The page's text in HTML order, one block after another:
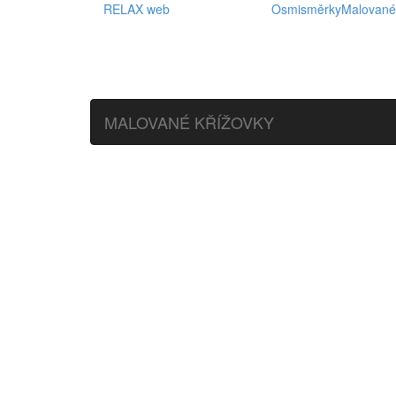
RELAX web Osmisměrky
MALOVANÉ KŘÍŽOVKY